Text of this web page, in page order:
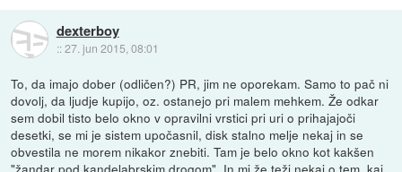
dexterboy
::27. jun 2015, 08:01
To, da imajo dober (odličen?) PR, jim ne oporekam. Samo to pač ni
dovolj, da ljudje kupijo, oz. ostanejo pri malem mehkem. Že odkar
sem dobil tisto belo okno v opravilni vrstici pri uri o prihajajoči
desetki, se mi je sistem upočasnil, disk stalno melje nekaj in se
obvestila ne morem nikakor znebiti. Tam je belo okno kot kakšen